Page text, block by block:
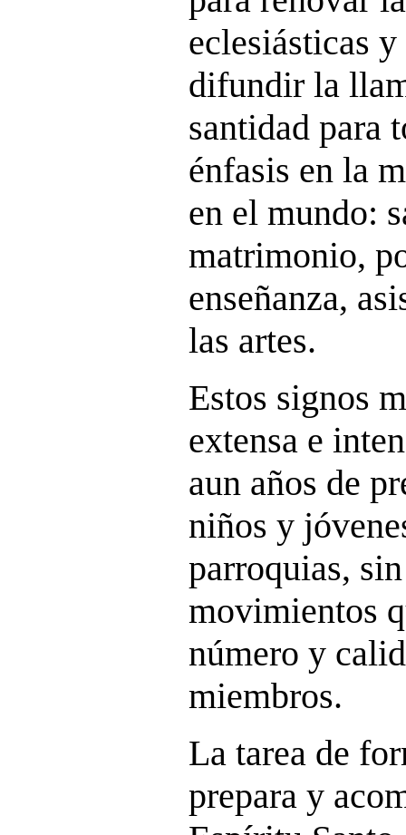
eclesiásticas
difundir la
santidad para
énfasis en la
en el mundo:
matrimonio,
enseñanza,
las artes.
Estos signos
extensa e
aun años de
niños y
parroquias,
movimientos
número y
miembros.
La tarea de
prepara y